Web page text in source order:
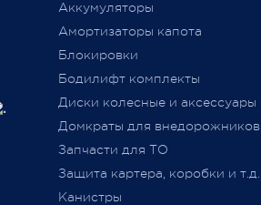
на дальнейшее плодотворное
сотрудничество.
Ваш Pajero Shop.
9 июля 2021
Аккумуляторы
Амортизаторы капота
Блокировки
Бодилифт комплекты
Диски колесные и аксессуары
Домкраты для внедорожников
Запчасти для ТО
Защита картера, коробки и т.д.
Канистры